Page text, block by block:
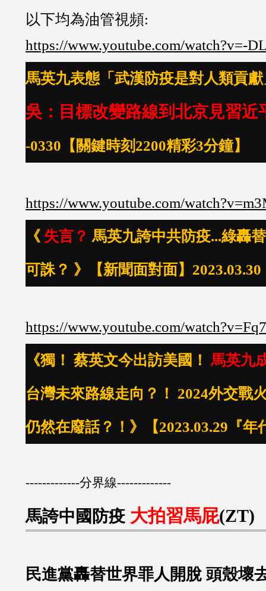
以下均為油管視頻:
https://www.youtube.com/watch?v=-
馬英九表態「武漢防疫是對人類貢
吳：目標改變路線到北京見習近
-0330【關鍵時刻2200精彩3分鐘】
https://www.youtube.com/
《 失言？ 馬英九誇中共防疫...綠轟
可誅？ 》【新聞面對面】2023.03.30
https://www.youtube.com/
《獨！ 蔡英文今出訪美國！ 馬英九
台灣未來路線走向？！ 2024外交戰
仍然在廢話？！》【2023.03.29『年
-------------分界線-------------
馬誇中國防疫 大拍習馬屁(ZT)
民進黨轟替世界罪人開脫 頭殼壞